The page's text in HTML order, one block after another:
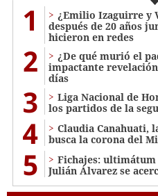
1
¿Emilio Izaguirre y
después de 20 años
hicieron en redes
2
¿De qué murió el
impactante
días
3
Liga Nacional de
los partidos de la
4
Claudia Canahuati,
busca la corona del
5
Fichajes: ultimátum
Julián Álvarez se